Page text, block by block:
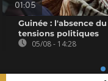
01:05
Guinée : l'absence
tensions politiques
05/08 - 14:28